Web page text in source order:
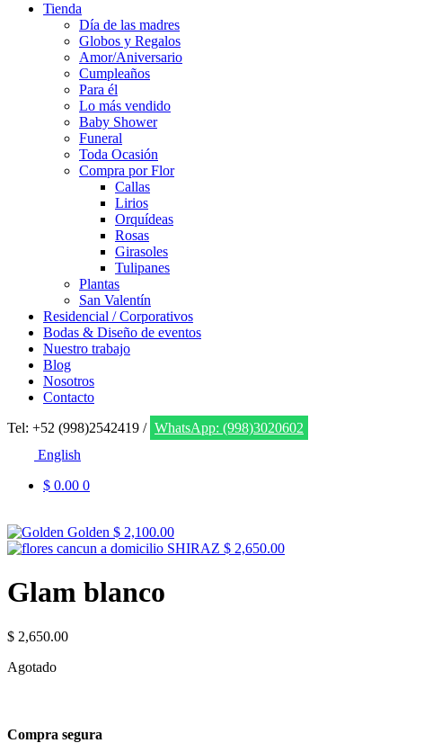
Tienda
Día de las madres
Globos y Regalos
Amor/Aniversario
Cumpleaños
Para él
Lo más vendido
Baby Shower
Funeral
Toda Ocasión
Compra por Flor
Callas
Lirios
Orquídeas
Rosas
Girasoles
Tulipanes
Plantas
San Valentín
Residencial / Corporativos
Bodas & Diseño de eventos
Nuestro trabajo
Blog
Nosotros
Contacto
Tel: +52 (998)2542419 / WhatsApp: (998)3020602
English
$ 0.00 0
Golden $ 2,100.00
SHIRAZ $ 2,650.00
Glam blanco
$ 2,650.00
Agotado
Compra segura